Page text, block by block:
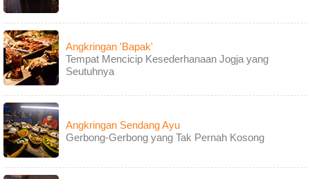
Angkringan 'Bapak'
Tempat Mencicip Kesederhanaan Jogja yang
Seutuhnya
Angkringan Sendang Ayu
Gerbong-Gerbong yang Tak Pernah Kosong